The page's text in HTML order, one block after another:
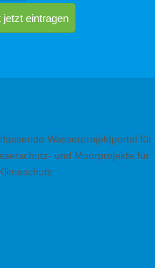
eintragen
Wasserprojektportal für
und Moorprojekte für